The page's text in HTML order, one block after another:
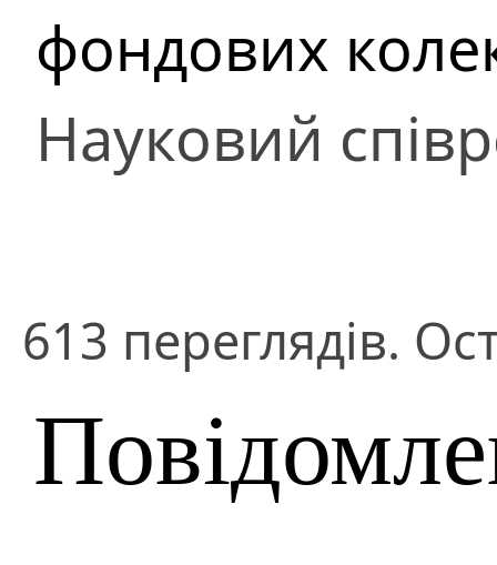
фондових
Науковий
613 переглядів.